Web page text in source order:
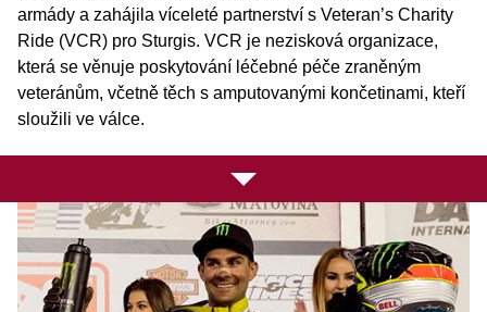
armády a zahájila víceleté partnerství s Veteran’s Charity
Ride (VCR) pro Sturgis. VCR je nezisková organizace,
která se věnuje poskytování léčebné péče zraněným
veteránům, včetně těch s amputovanými končetinami, kteří
sloužili ve válce.